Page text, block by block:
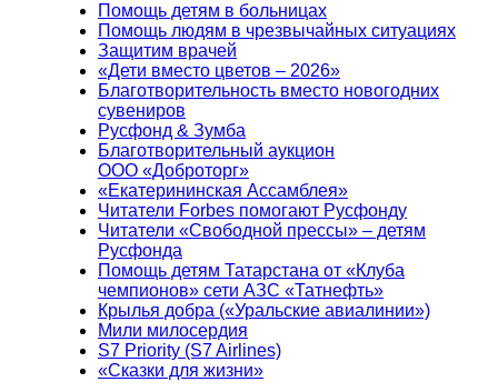
Помощь детям в больницах
Помощь людям в чрезвычайных ситуациях
Защитим врачей
«Дети вместо цветов – 2026»
Благотворительность вместо новогодних
сувениров
Русфонд & Зумба
Благотворительный аукцион
ООО «Доброторг»
«Екатерининская Ассамблея»
Читатели Forbes помогают Русфонду
Читатели «Свободной прессы» – детям
Русфонда
Помощь детям Татарстана от «Клуба
чемпионов» сети АЗС «Татнефть»
Крылья добра («Уральские авиалинии»)
Мили милосердия
S7 Priority (S7 Airlines)
«Сказки для жизни»